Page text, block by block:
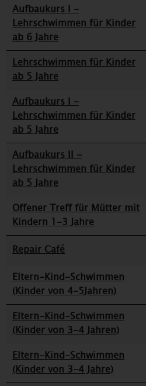
Aufbaukurs I -
Lehrschwimmen für Kinder
ab 6 Jahre
Lehrschwimmen für Kinder
ab 5 Jahre
Aufbaukurs I -
Lehrschwimmen für Kinder
ab 5 Jahre
Aufbaukurs II -
Lehrschwimmen für Kinder
ab 5 Jahre
Offener Treff für Mütter mit
Kindern 1-3 Jahre
Repair Café
Eltern-Kind-Schwimmen
(Kinder von 4-5Jahren)
Eltern-Kind-Schwimmen
(Kinder von 3-4 Jahren)
Eltern-Kind-Schwimmen
(Kinder von 3-4 Jahre)